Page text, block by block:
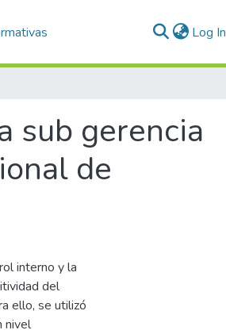
Log In
sub gerencia
de
interno y la
del
ello, se utilizó
nivel